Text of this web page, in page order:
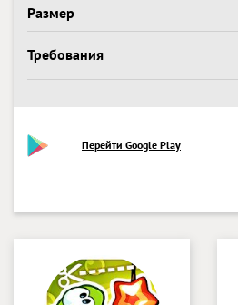
Размер
Требования
Перейти Google Play